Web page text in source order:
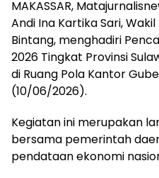
MAKASSAR,
Andi Ina Kartika Sari,
Bintang, menghadiri
2026 Tingkat Provinsi
di Ruang Pola Kantor
(10/06/2026).
Kegiatan ini merupakan
bersama pemerintah
pendataan ekonomi